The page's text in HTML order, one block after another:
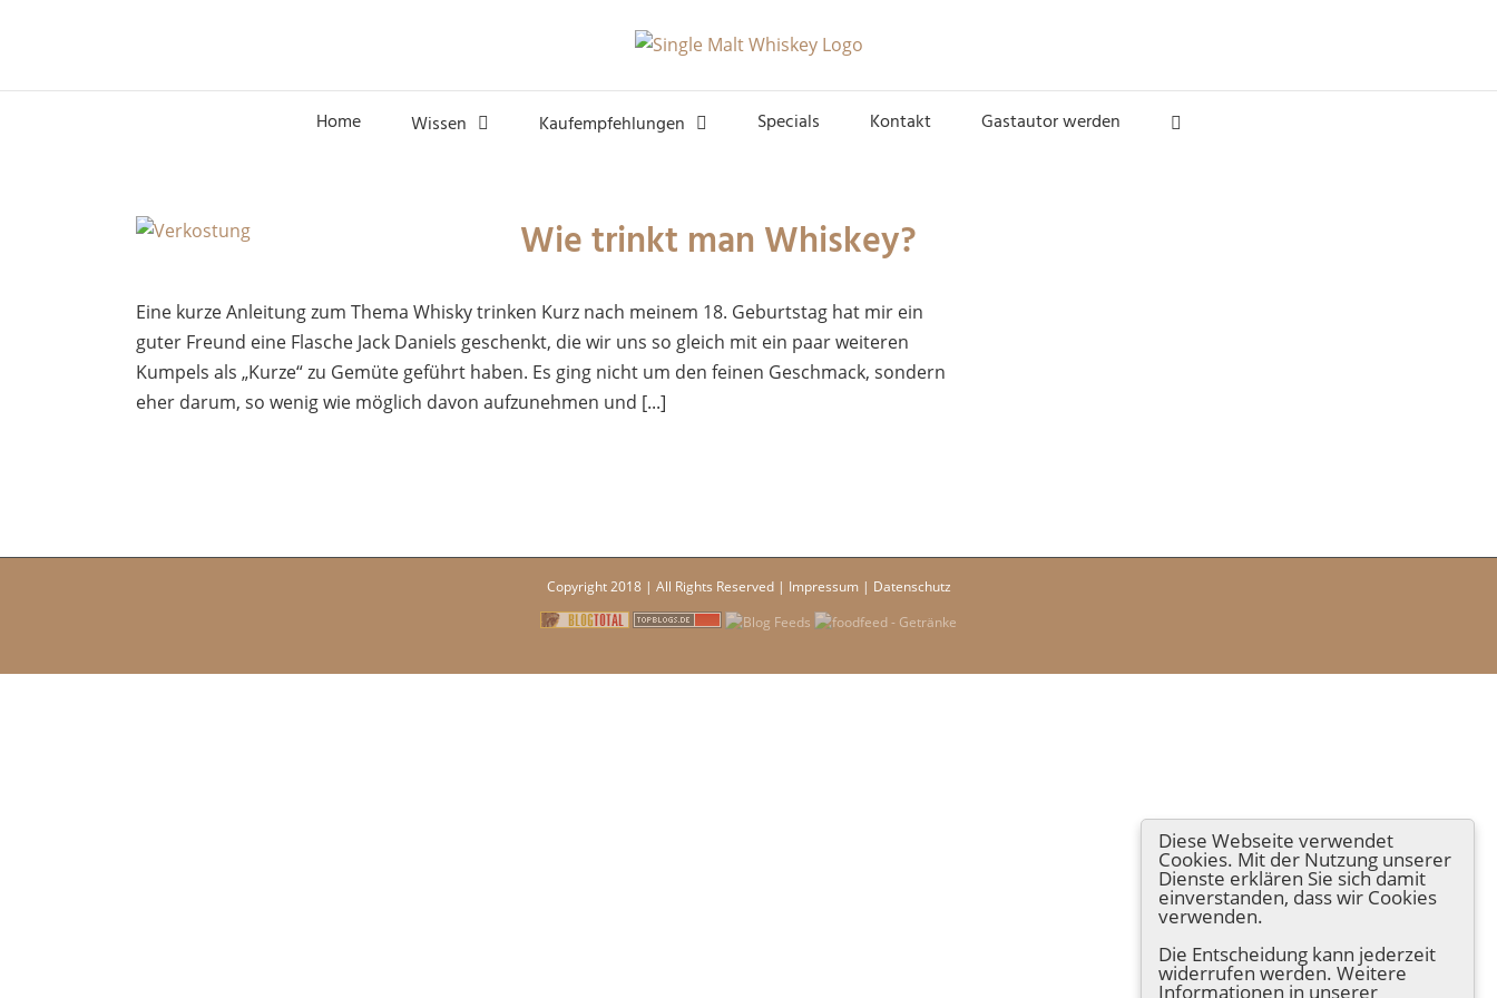
Home Wissen Kaufempfehlungen Specials Kontakt Gastautor werden
Wie trinkt man Whiskey?
Eine kurze Anleitung zum Thema Whisky trinken Kurz nach meinem 18. Geburtstag hat mir ein
guter Freund eine Flasche Jack Daniels geschenkt, die wir uns so gleich mit ein paar weiteren
Kumpels als „Kurze“ zu Gemüte geführt haben. Es ging nicht um den feinen Geschmack, sondern
eher darum, so wenig wie möglich davon aufzunehmen und [...]
Copyright 2018 | All Rights Reserved | Impressum| Datenschutz
Diese Webseite verwendet
Cookies. Mit der Nutzung unserer
Dienste erklären Sie sich damit
einverstanden, dass wir Cookies
verwenden.
Die Entscheidung kann jederzeit
widerrufen werden. Weitere
Informationen in unserer